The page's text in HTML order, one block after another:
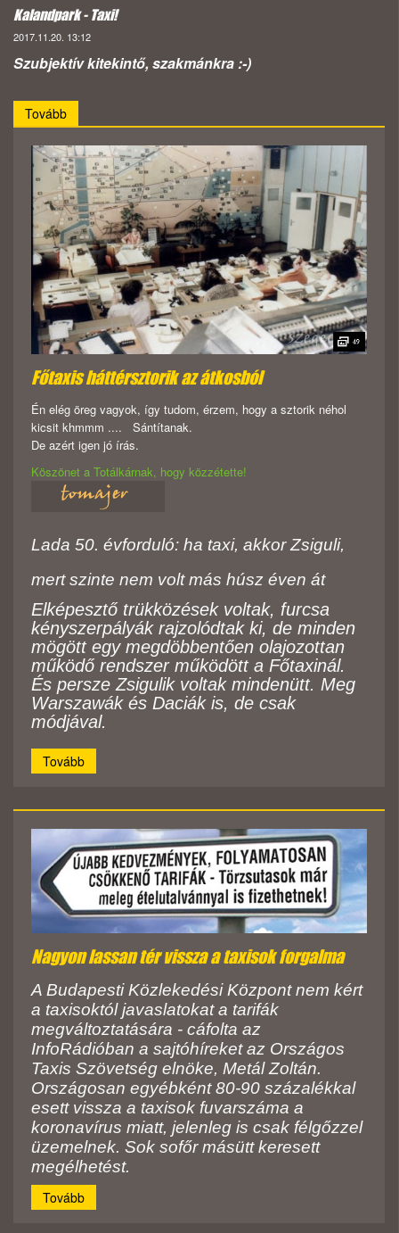
Kalandpark - Taxi!
2017.11.20. 13:12
Szubjektív kitekintő, szakmánkra :-)
Tovább
Főtaxis háttérsztorik az átkosból
Én elég öreg vagyok, így tudom, érzem, hogy a sztorik néhol
kicsit khmmm .... Sántítanak.
De azért igen jó írás.
Köszönet a Totálkárnak, hogy közzétette!
Lada 50. évforduló: ha taxi, akkor Zsiguli,
mert szinte nem volt más húsz éven át
Elképesztő trükközések voltak, furcsa
kényszerpályák rajzolódtak ki, de minden
mögött egy megdöbbentően olajozottan
működő rendszer működött a Főtaxinál.
És persze Zsigulik voltak mindenütt. Meg
Warszawák és Daciák is, de csak
módjával.
Tovább
Nagyon lassan tér vissza a taxisok forgalma
A Budapesti Közlekedési Központ nem kért
a taxisoktól javaslatokat a tarifák
megváltoztatására - cáfolta az
InfoRádióban a sajtóhíreket az Országos
Taxis Szövetség elnöke, Metál Zoltán.
Országosan egyébként 80-90 százalékkal
esett vissza a taxisok fuvarszáma a
koronavírus miatt, jelenleg is csak félgőzzel
üzemelnek. Sok sofőr másütt keresett
megélhetést.
Tovább